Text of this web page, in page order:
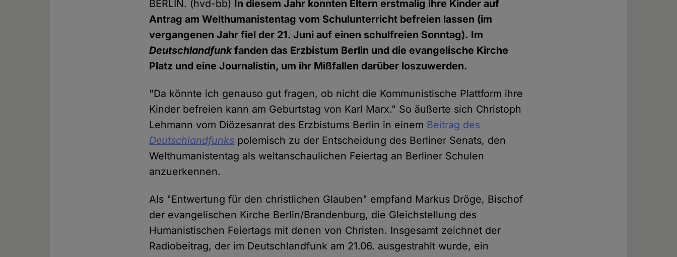
BERLIN. (hvd-bb) In diesem Jahr konnten Eltern erstmalig ihre Kinder auf
Antrag am Welthumanistentag vom Schulunterricht befreien lassen (im
vergangenen Jahr fiel der 21. Juni auf einen schulfreien Sonntag). Im
Deutschlandfunkfanden das Erzbistum Berlin und die evangelische Kirche
Platz und eine Journalistin, um ihr Mißfallen darüber loszuwerden.
"Da könnte ich genauso gut fragen, ob nicht die Kommunistische Plattform ihre
Kinder befreien kann am Geburtstag von Karl Marx." So äußerte sich Christoph
Lehmann vom Diözesanrat des Erzbistums Berlin in einem Beitrag des
Deutschlandfunks polemisch zu der Entscheidung des Berliner Senats, den
Welthumanistentag als weltanschaulichen Feiertag an Berliner Schulen
anzuerkennen.
Als "Entwertung für den christlichen Glauben" empfand Markus Dröge, Bischof
der evangelischen Kirche Berlin/Brandenburg, die Gleichstellung des
Humanistischen Feiertags mit denen von Christen. Insgesamt zeichnet der
Radiobeitrag, der im Deutschlandfunk am 21.06. ausgestrahlt wurde, ein